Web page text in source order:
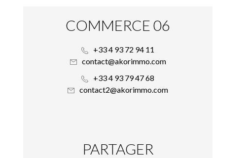
COMMERCE 06
+33 4 93 72 94 11
contact@akorimmo.com
+33 4 93 79 47 68
contact2@akorimmo.com
PARTAGER